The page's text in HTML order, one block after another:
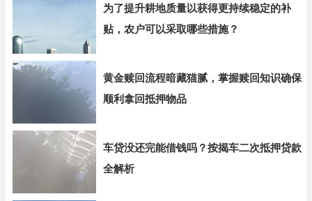
为了提升耕地质量以获得更持续稳定的补
贴，农户可以采取哪些措施？
黄金赎回流程暗藏猫腻，掌握赎回知识确保
顺利拿回抵押物品
车贷没还完能借钱吗？按揭车二次抵押贷款
全解析